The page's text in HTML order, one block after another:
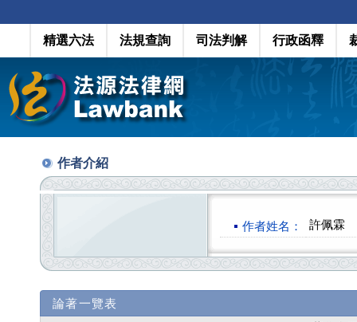
精選六法 法規查詢 司法判解 行政函釋
作者介紹
作者姓名： 許佩霖
論著一覽表